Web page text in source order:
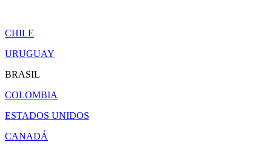
CHILE
URUGUAY
BRASIL
COLOMBIA
ESTADOS UNIDOS
CANADÁ